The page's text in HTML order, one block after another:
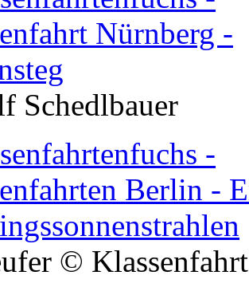
Schedlbauer
©